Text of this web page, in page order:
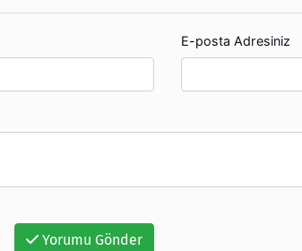
E-posta Adresiniz
Yorumu Gönder